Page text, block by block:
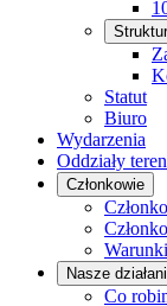
Statut
Biuro
Wydarzenia
Oddziały
Członkowie
Nasze
Co